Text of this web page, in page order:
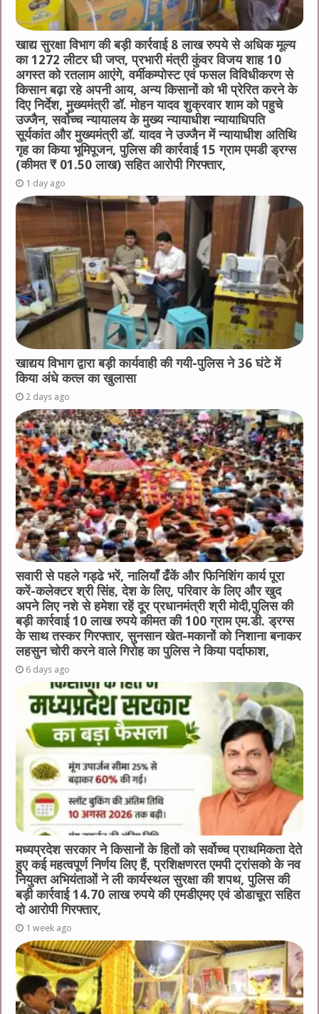
खाद्य सुरक्षा विभाग की बड़ी कार्रवाई 8 लाख रुपये से अधिक मूल्य
का 1272 लीटर घी जप्त, प्रभारी मंत्री कुंवर विजय शाह 10
अगस्त को रतलाम आएंगे, वर्मीकम्पोस्ट एवं फसल विविधीकरण से
किसान बढ़ा रहे अपनी आय, अन्य किसानों को भी प्रेरित करने के
दिए निर्देश, मुख्यमंत्री डॉ. मोहन यादव शुक्रवार शाम को पहुचे
उज्जैन, सर्वोच्च न्यायालय के मुख्‍य न्‍यायाधीश न्यायाधिपति
सूर्यकांत और मुख्यमंत्री डॉ. यादव ने उज्जैन में न्यायाधीश अतिथि
गृह का किया भूमिपूजन, पुलिस की कार्रवाई 15 ग्राम एमडी ड्रग्स
(कीमत ₹ 01.50 लाख) सहित आरोपी गिरफ्तार,
1 day ago
खाद्यय विभाग द्वारा बड़ी कार्यवाही की गयी-पुलिस ने 36 घंटे में
किया अंधे कत्ल का खुलासा
2 days ago
सवारी से पहले गड्ढे भरें, नालियाँ ढँकें और फिनिशिंग कार्य पूरा
करें-कलेक्टर श्री सिंह, देश के लिए, परिवार के लिए और खुद
अपने लिए नशे से हमेशा रहें दूर प्रधानमंत्री श्री मोदी,पुलिस की
बड़ी कार्रवाई 10 लाख रुपये कीमत की 100 ग्राम एम.डी. ड्रग्स
के साथ तस्कर गिरफ्तार, सुनसान खेत-मकानों को निशाना बनाकर
लहसुन चोरी करने वाले गिरोह का पुलिस ने किया पर्दाफाश,
6 days ago
मध्यप्रदेश सरकार ने किसानों के हितों को सर्वोच्च प्राथमिकता देते
हुए कई महत्वपूर्ण निर्णय लिए हैं, प्रशिक्षणरत एमपी ट्रांसको के नव
नियुक्त अभियंताओं ने ली कार्यस्थल सुरक्षा की शपथ, पुलिस की
बड़ी कार्रवाई 14.70 लाख रुपये की एमडीएमए एवं डोडाचूरा सहित
दो आरोपी गिरफ्तार,
1 week ago